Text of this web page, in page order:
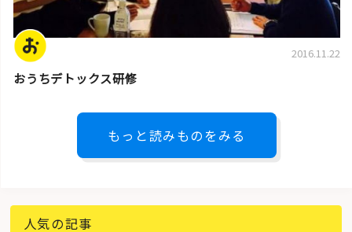
2016.11.22
おうちデトックス研修
もっと読みものをみる
人気の記事